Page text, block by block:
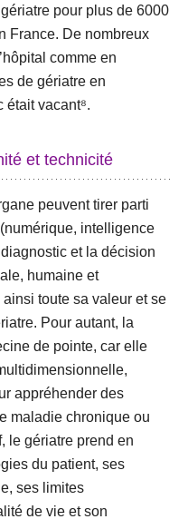
gériatre pour plus de 6000
France. De nombreux
comme en
de gériatre en
vacant⁸.
et technicité
peuvent tirer parti
intelligence
et la décision
humaine et
toute sa valeur et se
Pour autant, la
de pointe, car elle
appréhender des
maladie chronique ou
le gériatre prend en
du patient, ses
ses limites
de vie et son